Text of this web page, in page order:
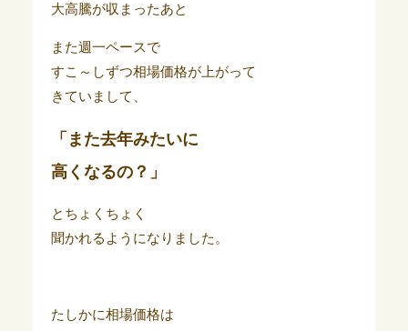
大高騰が収まったあと
また週一ペースで
すこ～しずつ相場価格が上がって
きていまして、
「また去年みたいに
高くなるの？」
とちょくちょく
聞かれるようになりました。
たしかに相場価格は